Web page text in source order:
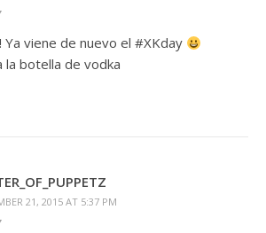
Ya viene de nuevo el #XKday
la botella de vodka
21, 2015 AT 5:37 PM